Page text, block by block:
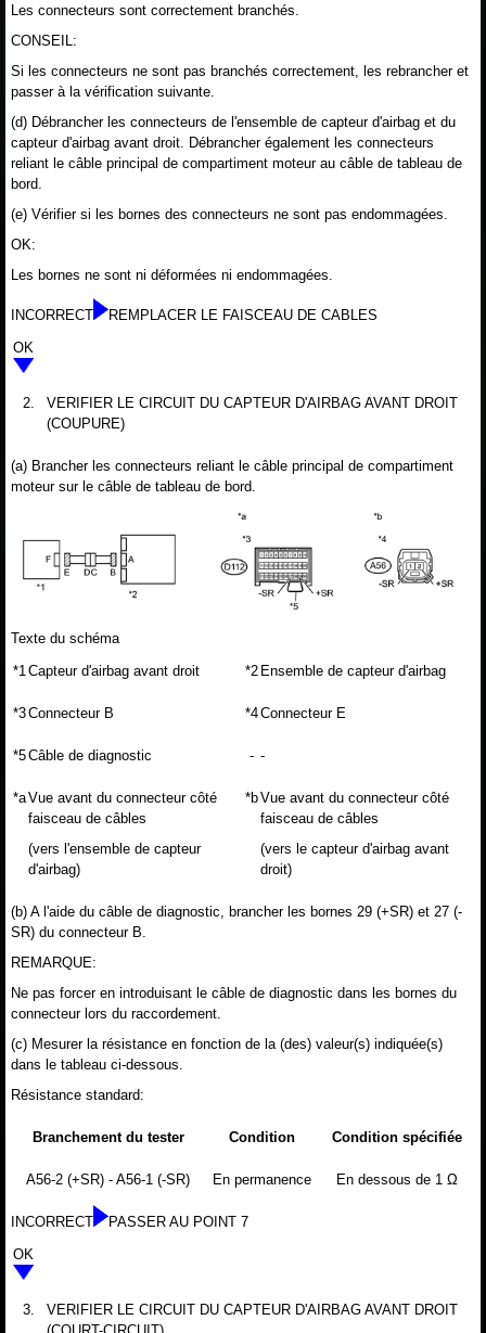
Les connecteurs sont correctement branchés.
CONSEIL:
Si les connecteurs ne sont pas branchés correctement, les rebrancher et
passer à la vérification suivante.
(d) Débrancher les connecteurs de l'ensemble de capteur d'airbag et du
capteur d'airbag avant droit. Débrancher également les connecteurs
reliant le câble principal de compartiment moteur au câble de tableau de
bord.
(e) Vérifier si les bornes des connecteurs ne sont pas endommagées.
OK:
Les bornes ne sont ni déformées ni endommagées.
INCORRECT
REMPLACER LE FAISCEAU DE CABLES
OK
2.
VERIFIER LE CIRCUIT DU CAPTEUR D'AIRBAG AVANT DROIT
(COUPURE)
(a) Brancher les connecteurs reliant le câble principal de compartiment
moteur sur le câble de tableau de bord.
Texte du schéma
*1Capteur d'airbag avant droit *2 Ensemble de capteur d'airbag
*3Connecteur B *4Connecteur E
*5Câble de diagnostic - -
*aVue avant du connecteur côté
faisceau de câbles
(vers l'ensemble de capteur
d'airbag)
*bVue avant du connecteur côté
faisceau de câbles
(vers le capteur d'airbag avant
droit)
(b) A l'aide du câble de diagnostic, brancher les bornes 29 (+SR) et 27 (-
SR) du connecteur B.
REMARQUE:
Ne pas forcer en introduisant le câble de diagnostic dans les bornes du
connecteur lors du raccordement.
(c) Mesurer la résistance en fonction de la (des) valeur(s) indiquée(s)
dans le tableau ci-dessous.
Résistance standard:
Branchement du tester Condition Condition spécifiée
A56-2 (+SR) - A56-1 (-SR) En permanence En dessous de 1 Ω
INCORRECT
PASSER AU POINT 7
OK
3.
VERIFIER LE CIRCUIT DU CAPTEUR D'AIRBAG AVANT DROIT